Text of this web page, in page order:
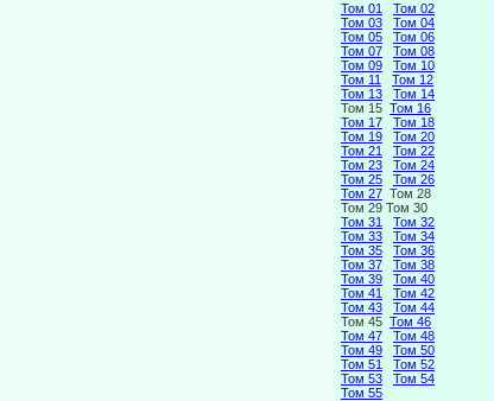
Том 01
Том 02
Том 03
Том 04
Том 05
Том 06
Том 07
Том 08
Том 09
Том 10
Том 11
Том 12
Том 13
Том 14
Том 15 Том 16
Том 17
Том 18
Том 19
Том 20
Том 21
Том 22
Том 23
Том 24
Том 25
Том 26
Том 27 Том 28
Том 29 Том 30
Том 31
Том 32
Том 33
Том 34
Том 35
Том 36
Том 37
Том 38
Том 39
Том 40
Том 41
Том 42
Том 43
Том 44
Том 45 Том 46
Том 47
Том 48
Том 49
Том 50
Том 51
Том 52
Том 53
Том 54
Том 55